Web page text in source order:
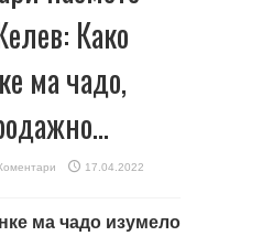
Како
ма чадо,
17.04.2022
ма чадо изумело